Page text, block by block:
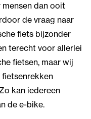
dan ooit
de vraag naar
fiets bijzonder
terecht voor allerlei
fietsen, maar wij
kan iedereen
de e-bike.